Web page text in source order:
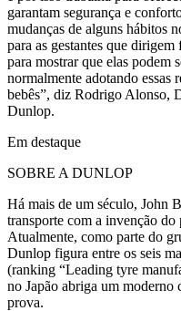
garantam segurança e
mudanças de alguns hábitos
para as gestantes que
para mostrar que elas podem
normalmente adotando essas
bebês”, diz Rodrigo Alonso,
Dunlop.
Em destaque
SOBRE A DUNLOP
Há mais de um século, John
transporte com a invenção
Atualmente, como parte do
Dunlop figura entre os seis
(ranking “Leading tyre
no Japão abriga um moderno
prova.